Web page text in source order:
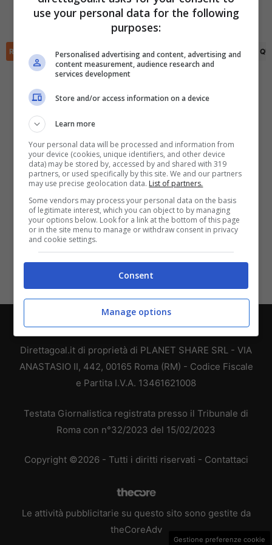
Samson Kayode Olaleye (55') (R) Bruno Cantanhede (33')
RIEPILOGO STATISTICHE PRONOSTICI FORMAZIONI CLASSIFICA
Chi siamo-Redazione-Privacy Policy-Disclaimer
Direttagoal.it di proprietà di PLANET SHARE SRL - VIA
ANASTASIO II, 442, 00165 Roma (RM) - Codice Fiscale
e Partita I.V.A. 13461621008
Testata Giornalistica registrata presso il Tribunale di
Roma con n°32/2023 del 15/02/2023
Copyright ©2026 - Tutti i diritti riservati - Contattaci
Le attività pubblicitarie su questo sito sono gestite da
theCoreAdv
Scarica DirettaGoal!
Con i pronostici dei migliori Tipster!
Scarica su Google Play
Gestione preferenze cookie
use your personal data for the following
purposes:
Personalised advertising and content, advertising and
content measurement, audience research and
services development
Store and/or access information on a device
Learn more
Your personal data will be processed and information from
your device (cookies, unique identifiers, and other device
data) may be stored by, accessed by and shared with 319
partners, or used specifically by this site. We and our partners
may use precise geolocation data. List of partners.
Some vendors may process your personal data on the basis
of legitimate interest, which you can object to by managing
your options below. Look for a link at the bottom of this page
or in the site menu to manage or withdraw consent in privacy
and cookie settings.
Consent
Manage options